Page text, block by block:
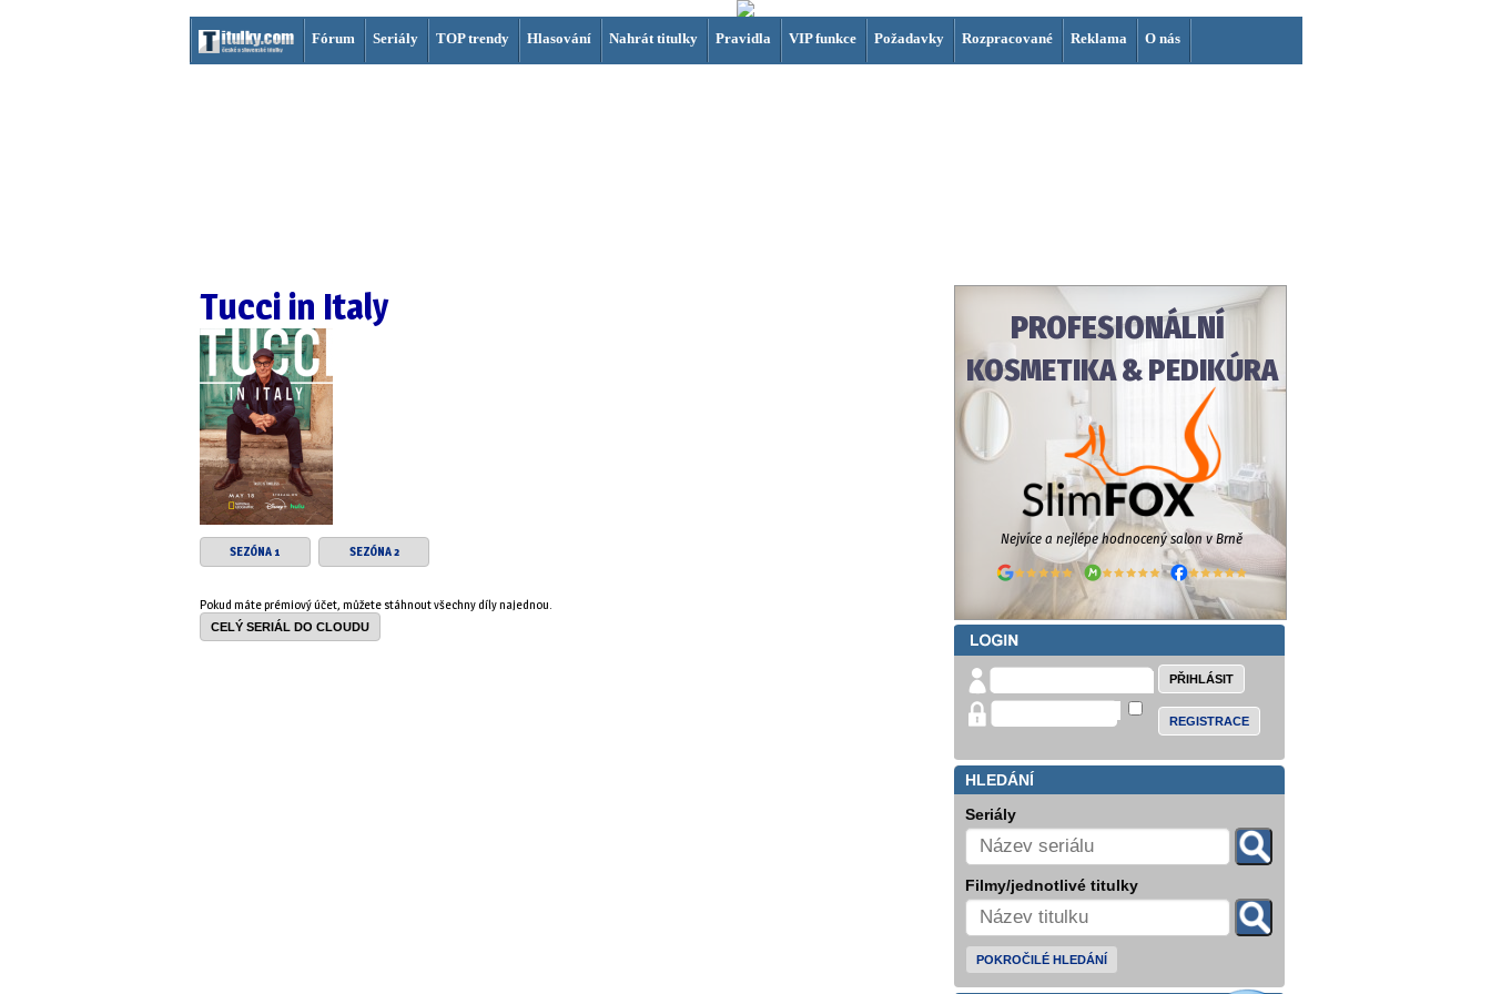
Fórum Seriály TOP trendy Hlasování Nahrát titulky Pravidla VIP funkce Požadavky Rozpracované Reklama O nás
Tucci in Italy
SEZÓNA 1 SEZÓNA 2
Pokud máte prémiový účet, můžete stáhnout všechny díly najednou.
CELÝ SERIÁL DO CLOUDU
REGISTRACE
HLEDÁNÍ
Seriály
Filmy/jednotlivé titulky
POKROČILÉ HLEDÁNÍ